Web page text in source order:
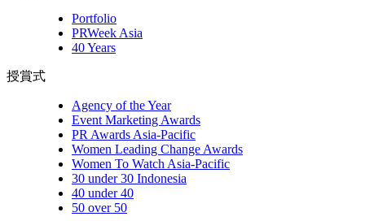
Portfolio
PRWeek Asia
40 Years
授賞式
Agency of the Year
Event Marketing Awards
PR Awards Asia-Pacific
Women Leading Change Awards
Women To Watch Asia-Pacific
30 under 30 Indonesia
40 under 40
50 over 50